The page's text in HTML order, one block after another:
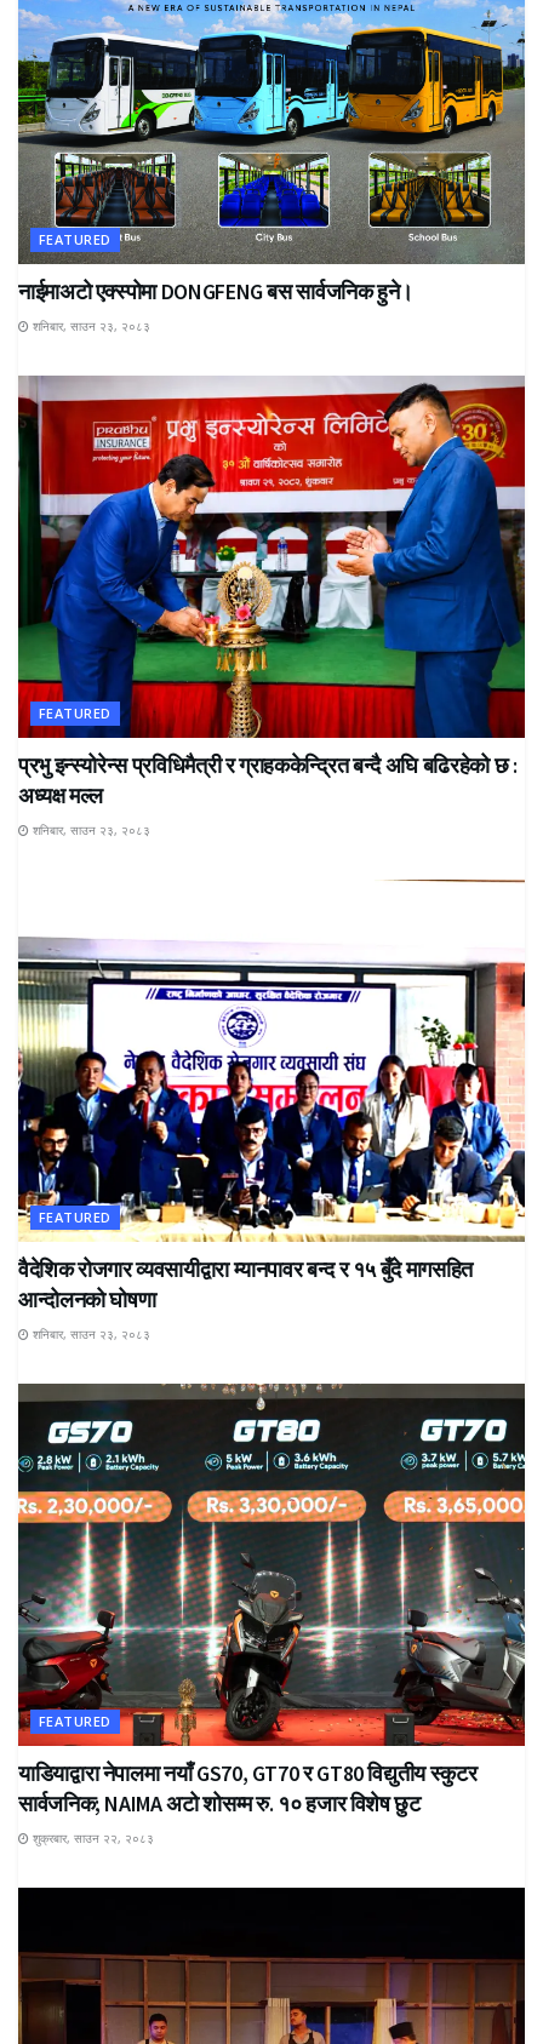
FEATURED
नाईमाअटो एक्स्पोमा DONGFENG बस सार्वजनिक हुने।
शनिबार, साउन २३, २०८३
FEATURED
प्रभु इन्स्योरेन्स प्रविधिमैत्री र ग्राहककेन्द्रित बन्दै अघि बढिरहेको छ :
अध्यक्ष मल्ल
शनिबार, साउन २३, २०८३
FEATURED
वैदेशिक रोजगार व्यवसायीद्वारा म्यानपावर बन्द र १५ बुँदे मागसहित
आन्दोलनको घोषणा
शनिबार, साउन २३, २०८३
FEATURED
याडियाद्वारा नेपालमा नयाँ GS70, GT70 र GT80 विद्युतीय स्कुटर
सार्वजनिक; NAIMA अटो शोसम्म रु. १० हजार विशेष छुट
शुक्रबार, साउन २२, २०८३